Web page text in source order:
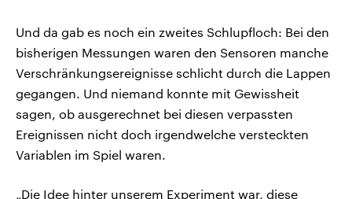
Und da gab es noch ein zweites Schlupfloch: Bei den
bisherigen Messungen waren den Sensoren manche
Verschränkungsereignisse schlicht durch die Lappen
gegangen. Und niemand konnte mit Gewissheit
sagen, ob ausgerechnet bei diesen verpassten
Ereignissen nicht doch irgendwelche versteckten
Variablen im Spiel waren.
„Die Idee hinter unserem Experiment war, diese